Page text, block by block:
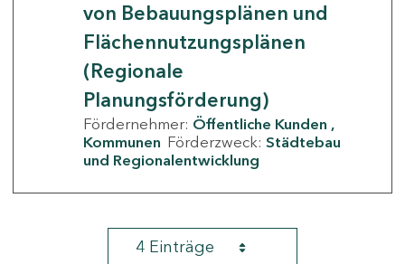
von Bebauungsplänen und
Flächennutzungsplänen
(Regionale
Planungsförderung)
Fördernehmer: Öffentliche Kunden
Kommunen Förderzweck: Städtebau
und Regionalentwicklung
4 Einträge